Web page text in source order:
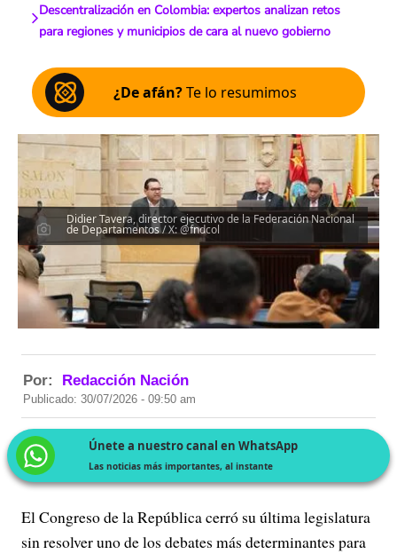
Descentralización en Colombia: expertos analizan retos
para regiones y municipios de cara al nuevo gobierno
¿De afán?Te lo resumimos
Didier Tavera, director ejecutivo de la Federación Nacional
de Departamentos / X: @fndcol
Por: Redacción Nación
Publicado: 30/07/2026 - 09:50 am
Únete a nuestro canal en WhatsApp
Las noticias más importantes, al instante
El Congreso de la República cerró su última legislatura
sin resolver uno de los debates más determinantes para